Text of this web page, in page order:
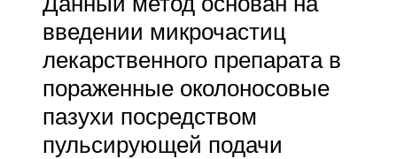
введении микрочастиц
лекарственного препарата в
пораженные околоносовые
пазухи посредством
пульсирующей подачи